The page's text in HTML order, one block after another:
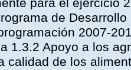
para el ejercicio
de
2007-
1.3.2 Apoyo a los
calidad de los